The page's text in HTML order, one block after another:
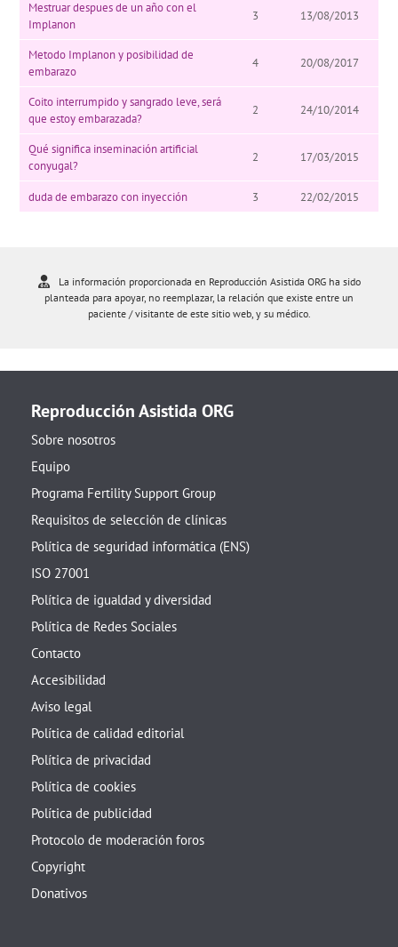
Mestruar despues de un año con el
Implanon
3 13/08/2013
Metodo Implanon y posibilidad de
embarazo
4 20/08/2017
Coito interrumpido y sangrado leve, será
que estoy embarazada?
2 24/10/2014
Qué significa inseminación artificial
conyugal?
2 17/03/2015
duda de embarazo con inyección 3 22/02/2015
La información proporcionada en Reproducción Asistida ORG ha sido
planteada para apoyar, no reemplazar, la relación que existe entre un
paciente / visitante de este sitio web, y su médico.
Reproducción Asistida ORG
Sobre nosotros
Equipo
Programa Fertility Support Group
Requisitos de selección de clínicas
Política de seguridad informática (ENS)
ISO 27001
Política de igualdad y diversidad
Política de Redes Sociales
Contacto
Accesibilidad
Aviso legal
Política de calidad editorial
Política de privacidad
Política de cookies
Política de publicidad
Protocolo de moderación foros
Copyright
Donativos